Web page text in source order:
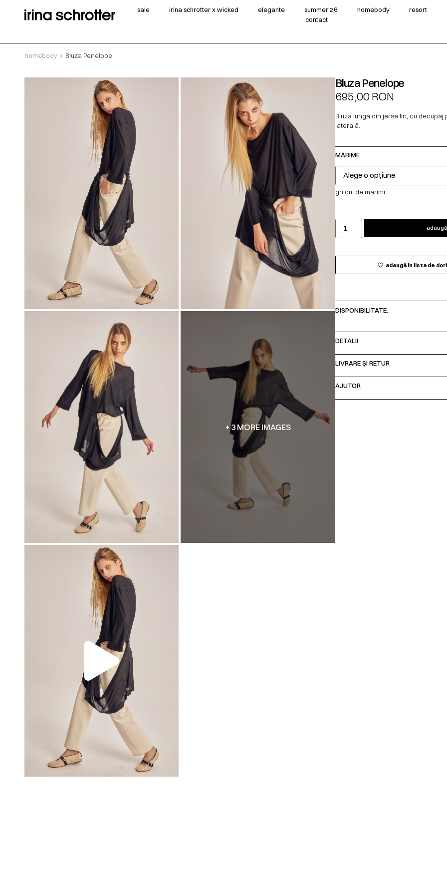
sale irina schrotter x wicked elegante summer‘26 homebody resort
contact
homebody Bluza Penelope
+ 3 MORE IMAGES
00:00
Bluza Penelope
695,00RON
Bluză lungă din jerse fin, cu decupaj
laterală.
MĂRIME
ghidul de mărimi
adaugă în lista de
DISPONIBILITATE:
DETALII
LIVRARE ȘI RETUR
AJUTOR